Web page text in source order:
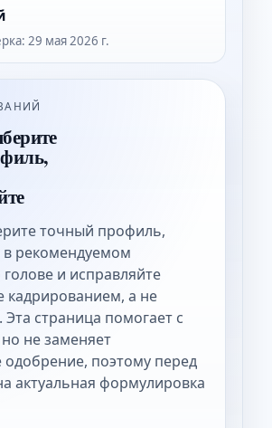
:29 мая 2026 г.
точный профиль,
в рекомендуемом
и исправляйте
кадрированием, а не
страница помогает с
не заменяет
поэтому перед
актуальная формулировка